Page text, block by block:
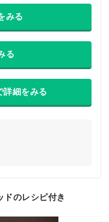
みる
る
細をみる
ドのレシピ付き